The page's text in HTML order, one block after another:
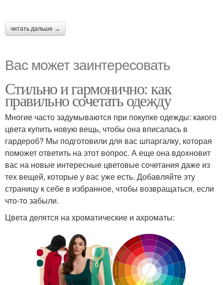
читать дальше →
Вас может заинтересовать
Стильно и гармонично: как
правильно сочетать одежду
Многие часто задумываются при покупке одежды: какого
цвета купить новую вещь, чтобы она вписалась в
гардероб? Мы подготовили для вас шпаргалку, которая
поможет ответить на этот вопрос. А еще она вдохновит
вас на новые интересные цветовые сочетания даже из
тех вещей, которые у вас уже есть. Добавляйте эту
страницу к себе в избранное, чтобы возвращаться, если
что-то забыли.
Цвета делятся на хроматические и ахроматы: